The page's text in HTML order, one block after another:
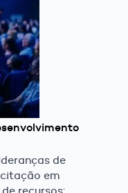
de
em
recursos;